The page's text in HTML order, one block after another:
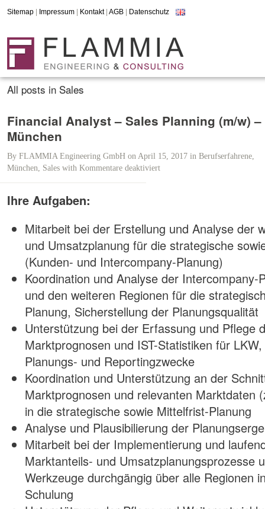
Sitemap Impressum Kontakt| AGB Datenschutz
All posts in Sales
Financial Analyst – Sales Planning (m/w) –
München
By FLAMMIA Engineering GmbH on April 15, 2017 in Berufserfahrene
München
Sales with Kommentare deaktiviertfür
Planning
(m/w)
–
München
Ihre Aufgaben:
Mitarbeit bei der Erstellung und Analyse der
und Umsatzplanung für die strategische
(Kunden- und Intercompany-Planung)
Koordination und Analyse der Intercompany-
und den weiteren Regionen für die
Planung, Sicherstellung der Planungsqualität
Unterstützung bei der Erfassung und Pflege
Marktprognosen und IST-Statistiken für
Planungs- und Reportingzwecke
Koordination und Unterstützung an der
Marktprognosen und relevanten Marktdaten
in die strategische sowie Mittelfrist-Planung
Analyse und Plausibilierung der
Mitarbeit bei der Implementierung und
Marktanteils- und Umsatzplanungsprozesse
Werkzeuge durchgängig über alle Regionen
Schulung